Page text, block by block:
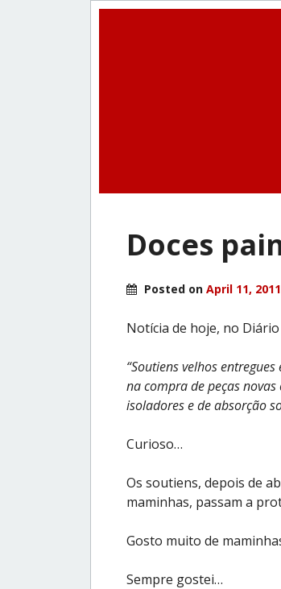
Doces
Posted on April 11, 2011
Notícia de hoje, no
“Soutiens velhos
na compra de peças
isoladores e de absorção
Curioso…
Os soutiens, depois de
maminhas, passam a
Gosto muito de
Sempre gostei…